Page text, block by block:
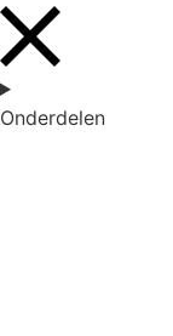
Onderdelen